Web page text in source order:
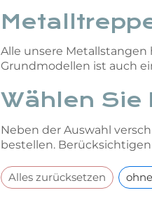
Alle unsere
Grundmodellen ist auch
Wählen Sie
Neben der Auswahl
bestellen.
Alles zurücksetzen